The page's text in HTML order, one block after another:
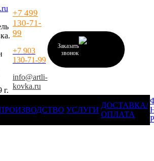
г.
+7 499
130-71-
99
+7 903
130-71-99
info@artli-
kovka.ru
Заказать
звонок
УСЛУГИ
ДОСТАВКА/
ОПЛАТА